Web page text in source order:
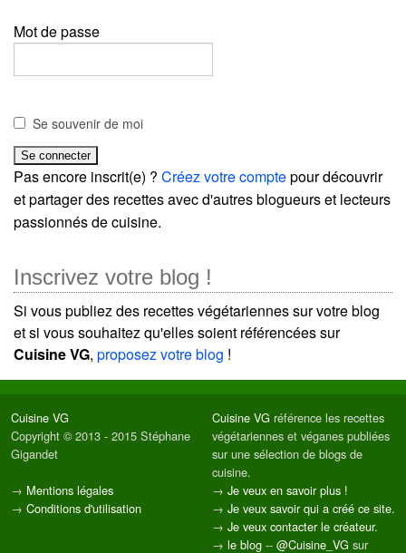
Mot de passe
Se souvenir de moi
Pas encore inscrit(e) ? Créez votre comptepour découvrir
et partager des recettes avec d'autres blogueurs et lecteurs
passionnés de cuisine.
Inscrivez votre blog !
Si vous publiez des recettes végétariennes sur votre blog
et si vous souhaitez qu'elles soient référencées sur
Cuisine VG, proposez votre blog !
Cuisine VG
Copyright © 2013 - 2015 Stéphane
Gigandet
→ Mentions légales
→ Conditions d'utilisation
Cuisine VG référence les recettes
végétariennes et véganes publiées
sur une sélection de blogs de
cuisine.
→ Je veux en savoir plus !
→ Je veux savoir qui a créé ce site.
→ Je veux contacter le créateur.
→ le blog -- @Cuisine_VG sur